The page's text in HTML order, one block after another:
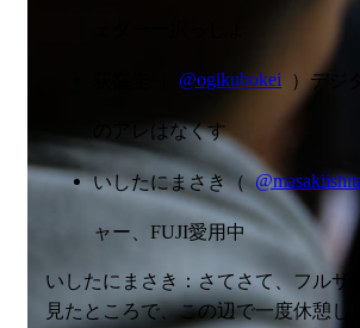
@ogikubokei ）デジ
のアレはなくす
いしたにまさき（
ャー、FUJI愛用中
いしたにまさき：さてさて、フルサ
見たところで、この辺で一度休憩し